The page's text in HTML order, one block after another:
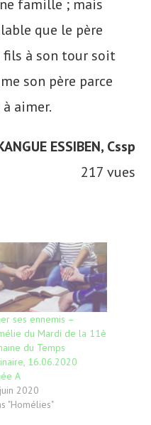
famille ; mais
que le père
fils à son tour soit
son père parce
aimer.
ESSIBEN, Cssp
217 vues
ses ennemis –
du Mardi de la 11è
du Temps
16.06.2020
A
2020
"Homélies"